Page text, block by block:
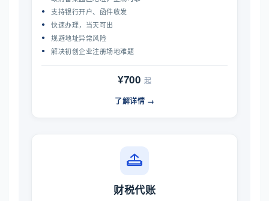
支持银行开户、函件收发
快速办理，当天可出
规避地址异常风险
解决初创企业注册场地难题
¥700 起
了解详情 →
财税代账